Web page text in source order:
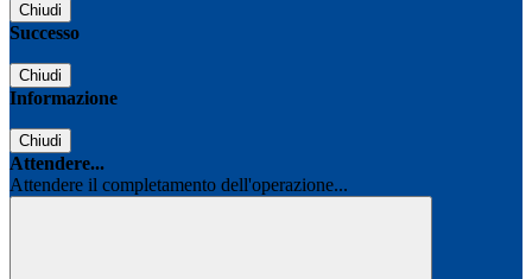
Chiudi
Successo
Chiudi
Informazione
Chiudi
Attendere...
Attendere il completamento dell'operazione...